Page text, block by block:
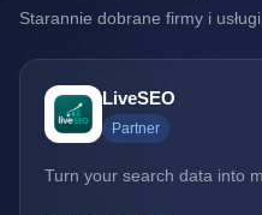
Starannie dobrane firmy i
LiveSEO
Partner
Turn your search data into